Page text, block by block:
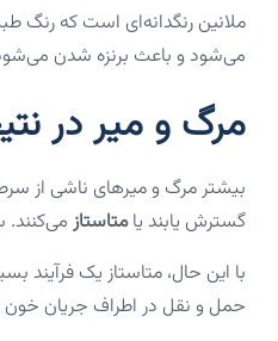
ملانین رنگدانه‌ای است که رنگ
می‌شود و باعث برنزه شدن
مرگ و میر در
بیشتر مرگ و میر‌های ناشی از
گسترش یابند یامتاستازمی‌کنند.
با این حال، متاستاز یک فرآیند
حمل و نقل در اطراف جریان خون